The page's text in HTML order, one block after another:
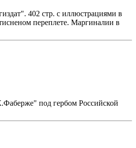
402 стр. с иллюстрациями в
переплете. Маргиналии в
под гербом Российской